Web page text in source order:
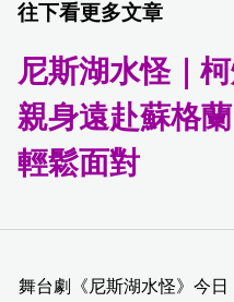
往下看更多文章
尼斯湖⽔怪｜
親⾝遠赴蘇格
輕鬆面對
舞台劇《尼斯湖水怪》今日